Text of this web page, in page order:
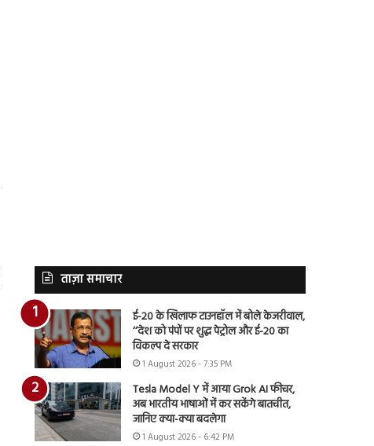
ताज़ा समाचार
ई-20 के खिलाफ टाउनहॉल में बोले केजरीवाल,
‘‘देश को पंपों पर शुद्ध पेट्रोल और ई-20 का
विकल्प दे सरकार
1 August 2026 - 7:35 PM
Tesla Model Y में आया Grok AI फीचर,
अब भारतीय भाषाओं में कर सकेंगे बातचीत,
जानिए क्या-क्या बदलेगा
1 August 2026 - 6:42 PM